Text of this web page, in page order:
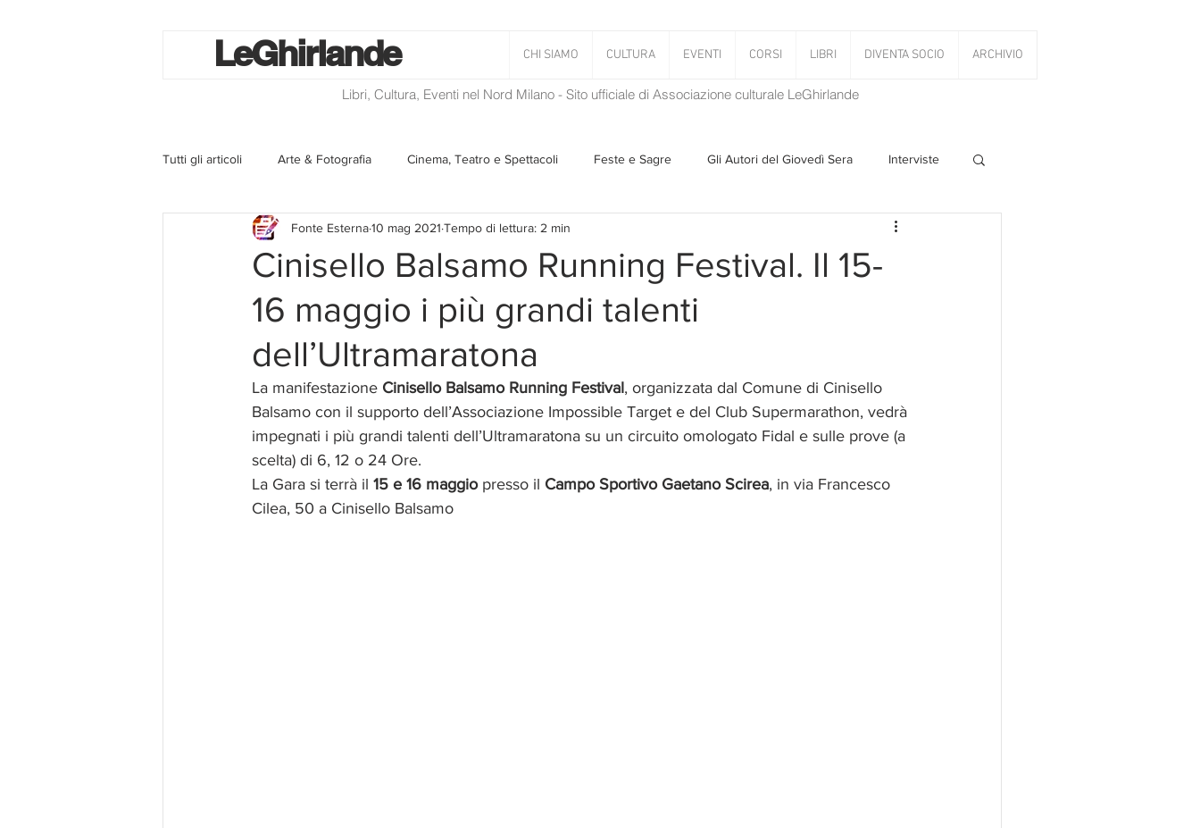
CHI SIAMO CULTURA EVENTI CORSI LIBRI DIVENTA SOCIO ARCHIVIO
LeGhirlande
Libri, Cultura, Eventi nel Nord Milano - Sito ufficiale di Associazione culturale LeGhirlande
Tutti gli articoli Arte & Fotografia Cinema, Teatro e Spettacoli Feste e Sagre Gli Autori del Giovedì Sera Interviste
La lotteria degli scontrini Libri Musica Storie Taciute
Eventi ed iniziative Utilità Il Blog di Mirabilis Salvaguardia dell'ambiente
Cinisello Balsamo Running Festival. Il 15-
16 maggio i più grandi talenti
dell’Ultramaratona
Fonte Esterna10 mag 2021 Tempo di lettura: 2 min
La manifestazione Cinisello Balsamo Running Festival, organizzata dal Comune di Cinisello
Balsamo con il supporto dell’Associazione Impossible Target e del Club Supermarathon, vedrà
impegnati i più grandi talenti dell’Ultramaratona su un circuito omologato Fidal e sulle prove (a
scelta) di 6, 12 o 24 Ore.
La Gara si terrà il 15 e 16 maggio presso il Campo Sportivo Gaetano Scirea, in via Francesco
Cilea, 50 a Cinisello Balsamo